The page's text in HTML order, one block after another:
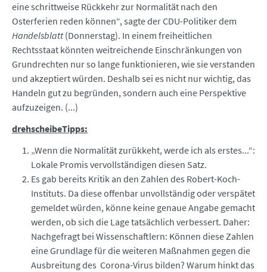
eine schrittweise Rückkehr zur Normalität nach den
Osterferien reden können“, sagte der CDU-Politiker dem
Handelsblatt(Donnerstag). In einem freiheitlichen
Rechtsstaat könnten weitreichende Einschränkungen von
Grundrechten nur so lange funktionieren, wie sie verstanden
und akzeptiert würden. Deshalb sei es nicht nur wichtig, das
Handeln gut zu begründen, sondern auch eine Perspektive
aufzuzeigen. (...)
drehscheibeTipps:
„Wenn die Normalität zurükkeht, werde ich als erstes...“:
Lokale Promis vervollständigen diesen Satz.
Es gab bereits Kritik an den Zahlen des Robert-Koch-
Instituts. Da diese offenbar unvollständig oder verspätet
gemeldet würden, könne keine genaue Angabe gemacht
werden, ob sich die Lage tatsächlich verbessert. Daher:
Nachgefragt bei Wissenschaftlern: Können diese Zahlen
eine Grundlage für die weiteren Maßnahmen gegen die
Ausbreitung des Corona-Virus bilden? Warum hinkt das